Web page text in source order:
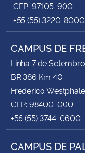
CEP: 97105-900
+55 (55) 3220-8000
CAMPUS DE
Linha 7 de
BR 386 Km 40
Frederico
CEP: 98400-000
+55 (55) 3744-0600
CAMPUS DE